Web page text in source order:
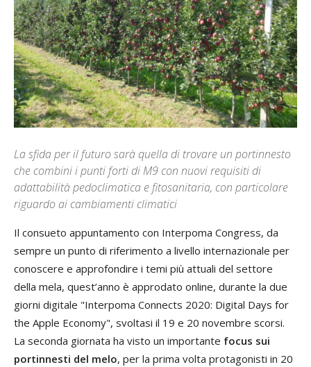
La sfida per il futuro sarà quella di trovare un portinnesto
che combini i punti forti di M9 con nuovi requisiti di
adattabilità pedoclimatica e fitosanitaria, con particolare
riguardo ai cambiamenti climatici
Il consueto appuntamento con Interpoma Congress, da
sempre un punto di riferimento a livello internazionale per
conoscere e approfondire i temi più attuali del settore
della mela, quest’anno è approdato online, durante la due
giorni digitale "Interpoma Connects 2020: Digital Days for
the Apple Economy", svoltasi il 19 e 20 novembre scorsi.
La seconda giornata ha visto un importante focus sui
portinnesti del melo, per la prima volta protagonisti in 20